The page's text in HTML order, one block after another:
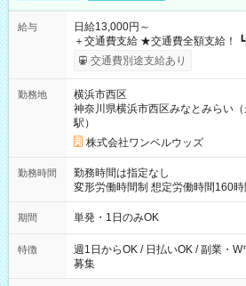
給与
日給13,000円～
＋交通費支給 ★交通費全額支給！ ┗案件により規定あり ★日払
いOK！（規定あり） ┗働いたその
ンビニATMから 日払い分を引き落とせます！
交通費別途支給あり
勤務地
横浜市西区
神奈川県横浜市西区みなとみらい
駅）
株式会社ワンベルウッズ
勤務時間
勤務時間は指定なし
変形労働時間制 想定労働時間160時間/月 【シフト例】
～21：00
期間 単発・1日のみOK
特徴
週1日からOK / 日払いOK / 副業・
募集